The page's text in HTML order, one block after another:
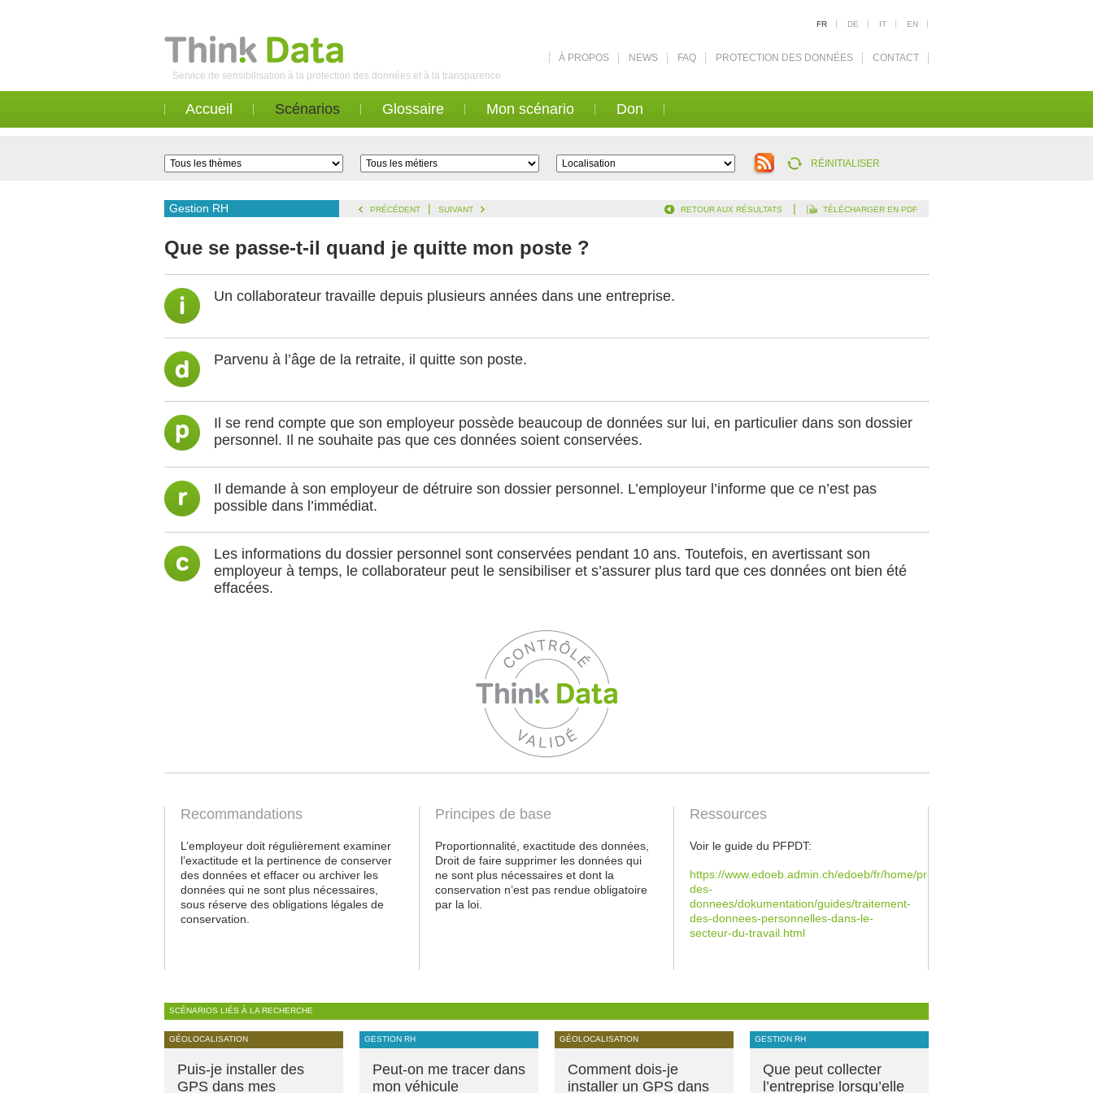
Service de sensibilisation à la protection des données et à la transparence
FR DE IT EN
À PROPOS NEWS FAQ PROTECTION DES DONNÉES CONTACT
Accueil Scénarios Glossaire Mon scénario Don
RÉINITIALISER
Gestion RH PRÉCÉDENT | SUIVANT RETOUR AUX RÉSULTATS | TÉLÉCHARGER EN PDF
Que se passe-t-il quand je quitte mon poste ?
Un collaborateur travaille depuis plusieurs années dans une entreprise.
Parvenu à l’âge de la retraite, il quitte son poste.
Il se rend compte que son employeur possède beaucoup de données sur lui, en particulier dans son dossier
personnel. Il ne souhaite pas que ces données soient conservées.
Il demande à son employeur de détruire son dossier personnel. L’employeur l’informe que ce n’est pas
possible dans l’immédiat.
Les informations du dossier personnel sont conservées pendant 10 ans. Toutefois, en avertissant son
employeur à temps, le collaborateur peut le sensibiliser et s’assurer plus tard que ces données ont bien été
effacées.
Recommandations
L’employeur doit régulièrement examiner
l’exactitude et la pertinence de conserver
des données et effacer ou archiver les
données qui ne sont plus nécessaires,
sous réserve des obligations légales de
conservation.
Principes de base
Proportionnalité, exactitude des données,
Droit de faire supprimer les données qui
ne sont plus nécessaires et dont la
conservation n’est pas rendue obligatoire
par la loi.
Ressources
Voir le guide du PFPDT:
https://www.edoeb.admin.ch/edoeb/fr/home/protection-
des-
donnees/dokumentation/guides/traitement-
des-donnees-personnelles-dans-le-
secteur-du-travail.html
SCÉNARIOS LIÉS À LA RECHERCHE
GÉOLOCALISATION
Puis-je installer des
GPS dans mes
GESTION RH
Peut-on me tracer dans
mon véhicule
GÉOLOCALISATION
Comment dois-je
installer un GPS dans
GESTION RH
Que peut collecter
l’entreprise lorsqu’elle